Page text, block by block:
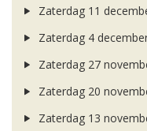
Zaterdag 11
Zaterdag 4
Zaterdag 27
Zaterdag 20
Zaterdag 13